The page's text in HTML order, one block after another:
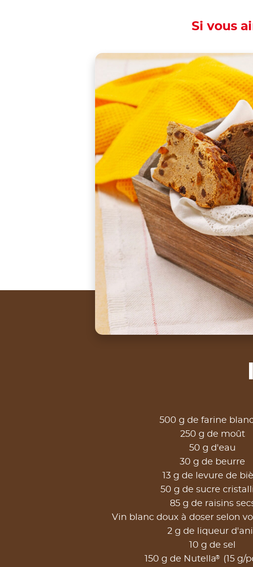
Si vous
Is there a party going on
Share the recipe with the
Grape must bread is a
500 g de farine
250 g de moût
50 g d'eau
30 g de beurre
13 g de levure de
50 g de sucre
85 g de raisins
Vin blanc doux à doser selon
2 g de liqueur
10 g de sel
150 g de Nutella® (15 g/